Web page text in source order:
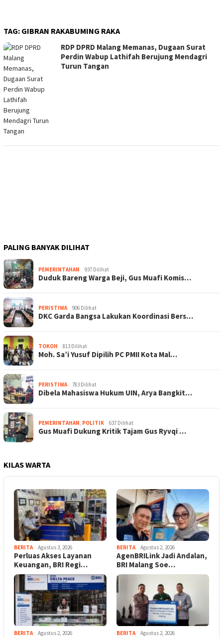
TAG: GIBRAN RAKABUMING RAKA
RDP DPRD Malang Memanas, Dugaan Surat
Perdin Wabup Lathifah Berujung Mendagri
Turun Tangan
PALING BANYAK DILIHAT
PEMERINTAHAN 937 Dilihat
Duduk Bareng Warga Beji, Gus Muafi Komis…
PERISTIWA 906 Dilihat
DKC Garda Bangsa Lakukan Koordinasi Bers…
TOKOH 813 Dilihat
Moh. Sa’i Yusuf Dipilih PC PMII Kota Mal…
PERISTIWA 783 Dilihat
Dibela Mahasiswa Hukum UIN, Arya Bangkit…
PEMERINTAHAN, POLITIK 637 Dilihat
Gus Muafi Dukung Kritik Tajam Gus Ryvqi …
KILAS WARTA
BERITA Agustus 3, 2026
Perluas Akses Layanan
Keuangan, BRI Regi…
BERITA Agustus 2, 2026
AgenBRILink Jadi Andalan,
BRI Malang Soe…
BERITA Agustus 2, 2026 BERITA Agustus 2, 2026